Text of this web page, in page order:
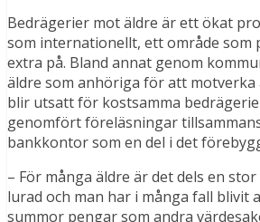
Bedrägerier mot äldre är ett ökat
som internationellt, ett område som
extra på. Bland annat genom
äldre som anhöriga för att
blir utsatt för kostsamma
genomfört föreläsningar
bankkontor som en del i det
– För många äldre är det dels en
lurad och man har i många fall blivit
summor pengar som andra